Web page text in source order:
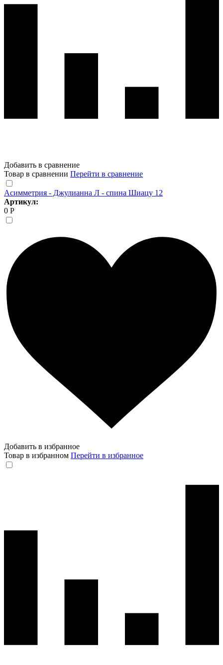
Добавить в сравнение
Товар в сравнении Перейти в сравнение
Асимметрия - Джулианна Л - спина Шиацу 12
Артикул:
0 Р
Добавить в избранное
Товар в избранном Перейти в избранное